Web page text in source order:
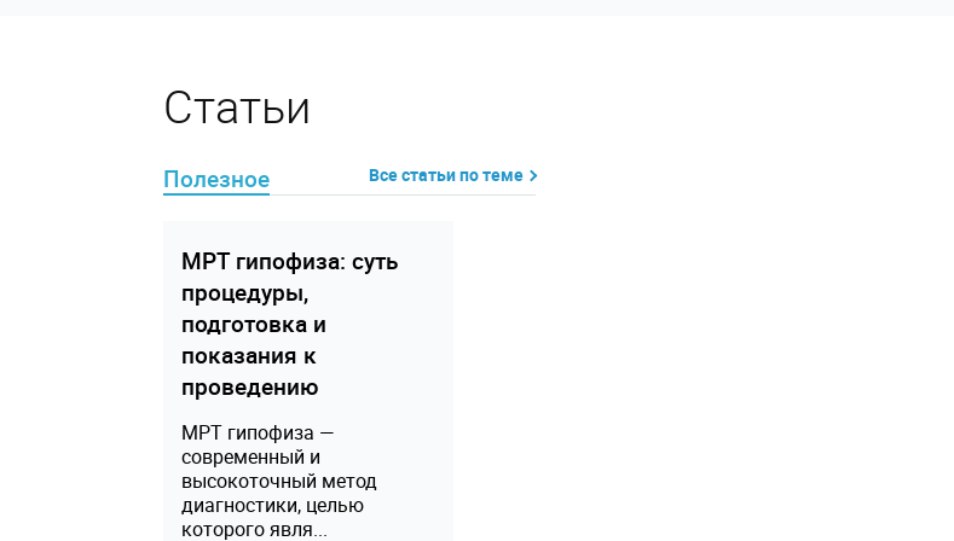
Статьи
Полезное Все статьи по теме
МРТ гипофиза: суть
процедуры,
подготовка и
показания к
проведению
МРТ гипофиза —
современный и
высокоточный метод
диагностики, целью
которого явля...